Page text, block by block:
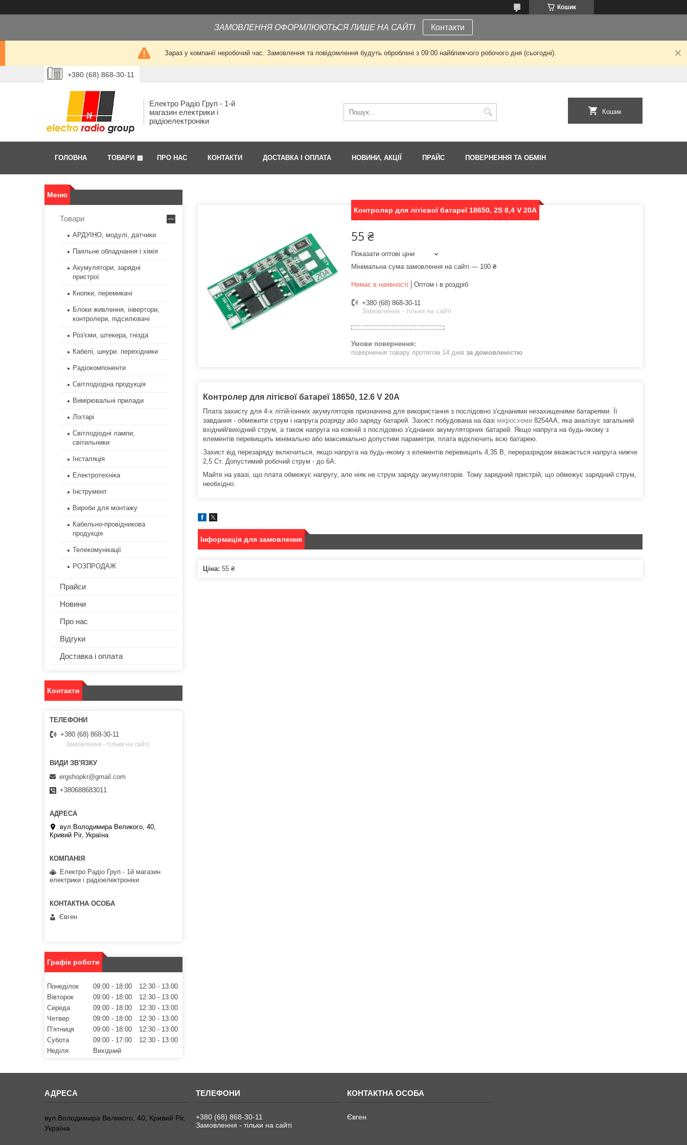
Кошик
ЗАМОВЛЕННЯ ОФОРМЛЮЮТЬСЯ ЛИШЕ НА САЙТІ Контакти
Зараз у компанії неробочий час. Замовлення та повідомлення будуть оброблені з 09:00 найближчого робочого дня (сьогодні).
+380 (68) 868-30-11
Електро Радіо Груп - 1-й
магазин електрики і
радіоелектроніки
Кошик
ГОЛОВНА ТОВАРИ ПРО НАС КОНТАКТИ ДОСТАВКА І ОПЛАТА НОВИНИ, АКЦІЇ ПРАЙС ПОВЕРНЕННЯ ТА ОБМІН
Контролер для літієвої батареї 18650, 2S 8,4 V 20A
55 ₴
Показати оптові ціни
Мінімальна сума замовлення на сайті — 100 ₴
Немає в наявності Оптом і в роздріб
+380 (68) 868-30-11
Замовлення - тільки на сайті
повернення товару протягом 14 днів за домовленістю
Контролер для літієвої батареї 18650, 12.6 V 20A
Плата захисту для 4-х літій-іонних акумуляторів призначена для використання з послідовно з'єднаними незахищеними батареями. Її
завдання - обмежити струм і напруга розряду або заряду батарей. Захист побудована на базі мікросхеми 8254AA, яка аналізує загальний
вхідний/вихідний струм, а також напруга на кожній з послідовно з'єднаних акумуляторних батарей. Якщо напруга на будь-якому з
елементів перевищить мінімально або максимально допустимі параметри, плата відключить всю батарею.
Захист від перезаряду включиться, якщо напруга на будь-якому з елементів перевищить 4,35 В, переразрядом вважається напруга нижче
2,5 Ст. Допустимий робочий струм - до 6А.
Майте на увазі, що плата обмежує напругу, але ніяк не струм заряду акумуляторів. Тому зарядний пристрій, що обмежує зарядний струм,
необхідно.
Інформація для замовлення
Ціна: 55 ₴
Товари
АРДУІНО, модулі, датчики
Паяльне обладнання і хімія
Акумулятори, зарядні
пристрої
Кнопки, перемикачі
Блоки живлення, інвертори,
контролери, підсилювачі
Роз'єми, штекера, гнізда
Кабелі, шнури. перехідники
Радіокомпоненти
Світлодіодна продукція
Вимірювальні прилади
Ліхтарі
Світлодіодні лампи,
світильники
Інсталяція
Електротехніка
Інструмент
Вироби для монтажу
Кабельно-провідникова
продукція
Телекомунікації
РОЗПРОДАЖ
Прайси
Новини
Про нас
Відгуки
Доставка і оплата
Контакти
+380 (68) 868-30-11
Замовлення - тільки на сайті
ergshopkr@gmail.com
+380688683011
вул.Володимира Великого, 40,
Кривий Ріг, Україна
Електро Радіо Груп - 1й магазин
електрики і радіоелектроніки
Євген
Графік роботи
Понеділок 09:00 18:00 12:30
13:00
Вівторок
09:00 18:00 12:30
13:00
Середа
09:00 18:00 12:30
13:00
Четвер
09:00 18:00 12:30
13:00
Пʼятниця
09:00 18:00 12:30
13:00
Субота
09:00 17:00 12:30
13:00
Неділя
Вихідний
вул.Володимира Великого, 40, Кривий Ріг,
Україна
+380 (68) 868-30-11
Замовлення - тільки на сайті
Євген